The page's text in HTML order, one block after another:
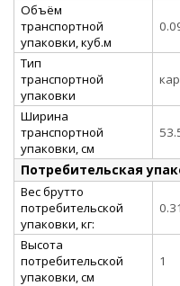
Объём
транспортной
упаковки, куб.м
Тип
транспортной
упаковки
Ширина
транспортной
упаковки, см
Потребительская
Вес брутто
потребительской
упаковки, кг:
0.31
Высота
потребительской
упаковки, см
1